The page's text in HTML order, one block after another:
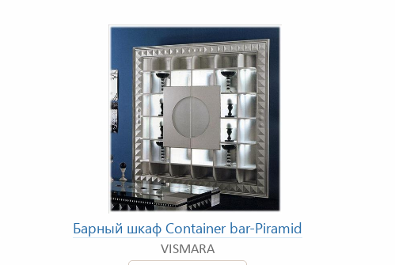
Барный шкаф Container bar-Piramid
VISMARA